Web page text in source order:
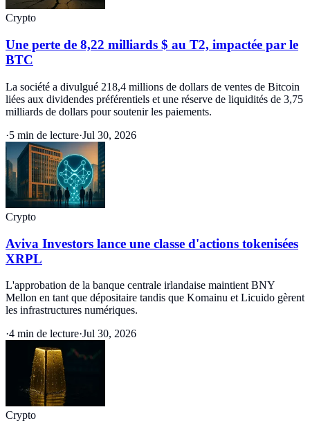
Crypto
Une perte de 8,22 milliards $ au T2, impactée par le
BTC
La société a divulgué 218,4 millions de dollars de ventes de Bitcoin
liées aux dividendes préférentiels et une réserve de liquidités de 3,75
milliards de dollars pour soutenir les paiements.
·5 min de lecture·Jul 30, 2026
Crypto
Aviva Investors lance une classe d'actions tokenisées
XRPL
L'approbation de la banque centrale irlandaise maintient BNY
Mellon en tant que dépositaire tandis que Komainu et Licuido gèrent
les infrastructures numériques.
·4 min de lecture·Jul 30, 2026
Crypto